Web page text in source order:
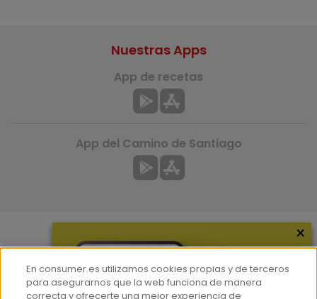
Más información
¿Quiénes somos?
Nuestras Apps
App de recetas
App del Camino de Santiago
×
En consumer.es utilizamos cookies propias y de terceros
para asegurarnos que la web funciona de manera
correcta y ofrecerte una mejor experiencia de